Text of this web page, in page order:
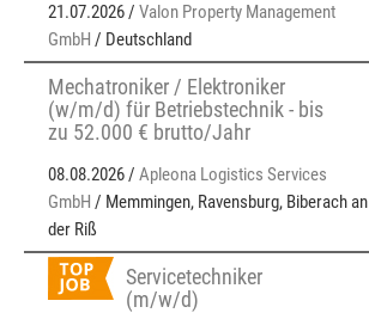
21.07.2026 / Valon Property Management
GmbH / Deutschland
Mechatroniker / Elektroniker
(w/m/d) für Betriebstechnik - bis
zu 52.000 € brutto/Jahr
08.08.2026 / Apleona Logistics Services
GmbH / Memmingen, Ravensburg, Biberach an
der Riß
Servicetechniker
(m/w/d)